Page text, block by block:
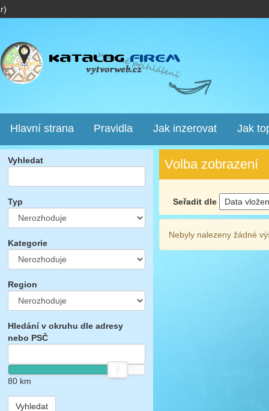
Hlavní strana Pravidla Jak inzerovat Jak
Vyhledat
Typ
Kategorie
Region
Hledání v okruhu dle adresy
nebo PSČ
80km
Vyhledat
Volba zobrazení
Seřadit dle
Nebyly nalezeny žádné